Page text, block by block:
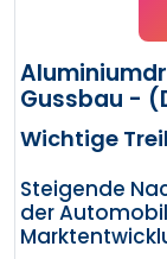
Gussbau -
Wichtige
Steigende
der